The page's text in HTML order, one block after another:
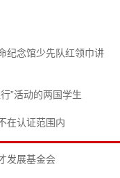
纪念馆少先队红领巾讲
”活动的两国学生
在认证范围内
发展基金会